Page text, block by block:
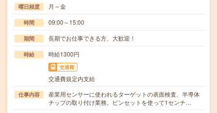
曜日頻度 月～金
時間 09:00～15:00
期間 長期でお仕事できる方、大歓迎！
時給 時給1300円
交通費
交通費規定内支給
仕事内容
産業用センサーに使われるターゲットの表面検査、半導体
チップの取り付け業務。ピンセットを使って1センチ…